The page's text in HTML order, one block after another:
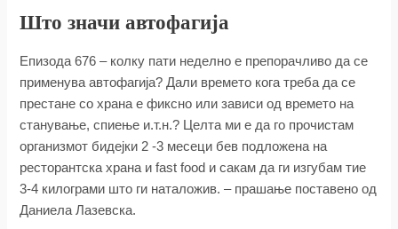
Што значи автофагија
Епизода 676 – колку пати неделно е препорачливо да се
применува автофагија? Дали времето кога треба да се
престане со храна е фиксно или зависи од времето на
станување, спиење и.т.н.? Целта ми е да го прочистам
организмот бидејки 2 -3 месеци бев подложена на
ресторантска храна и fast food и сакам да ги изгубам тие
3-4 килограми што ги наталожив. – прашање поставено од
Даниела Лазевска.